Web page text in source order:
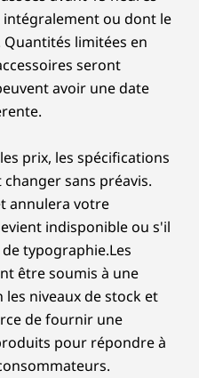
avez besoin
au travaux
Pro 5i
main. Double
ports USB-A et
chaque
Lenovo slim tip)
une résolution jusqu’à 4K
40 Gbit/s)
USB sont approximatives
portables
seront
avoir une date
prix, les spécifications
sans préavis.
annulera votre
indisponible ou s'il
typographie.Les
être soumis à une
niveaux de stock et
de fournir une
pour répondre à
les informations clés